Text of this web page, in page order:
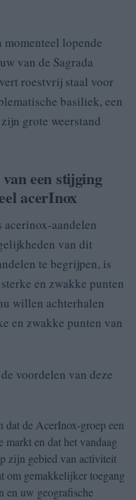
momenteel lopende
van de Sagrada
roestvrij staal voor
basiliek, een
grote weerstand
een stijging
acerInox
acerinox-aandelen
van dit
te begrijpen, is
en zwakke punten
willen achterhalen
en zwakke punten van
voordelen van deze
dat de AcerInox-groep een
markt en dat het vandaag
zijn gebied van activiteit
om gemakkelijker toegang
en uw geografische